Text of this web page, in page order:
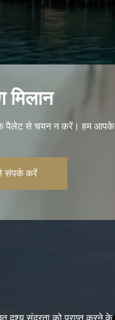
मिलान
से चयन न करें। हम आपके
संपर्क करें